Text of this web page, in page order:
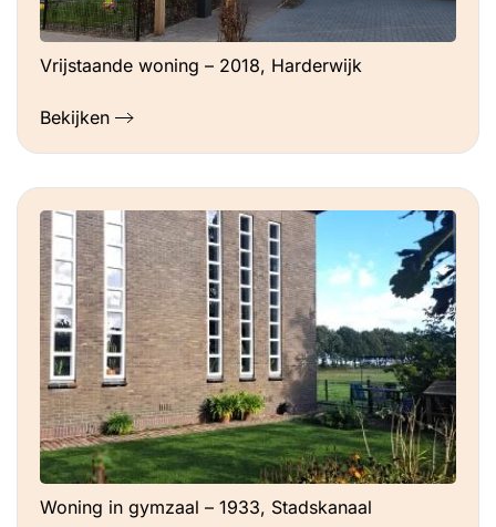
Vrijstaande woning – 2018, Harderwijk
Bekijken
Woning in gymzaal – 1933, Stadskanaal